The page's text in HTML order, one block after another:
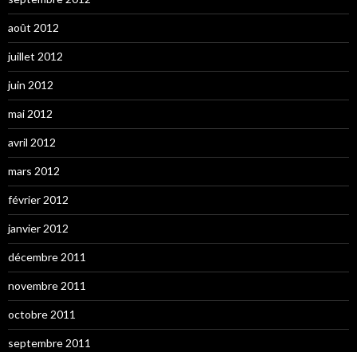
août 2012
juillet 2012
juin 2012
mai 2012
avril 2012
mars 2012
février 2012
janvier 2012
décembre 2011
novembre 2011
octobre 2011
septembre 2011